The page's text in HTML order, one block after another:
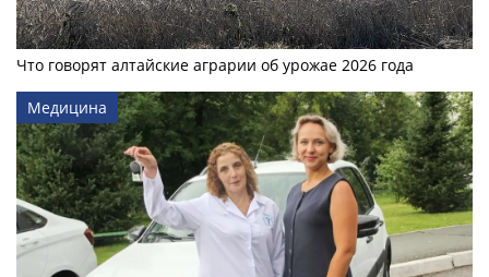
Что говорят алтайские аграрии об урожае 2026 года
Медицина